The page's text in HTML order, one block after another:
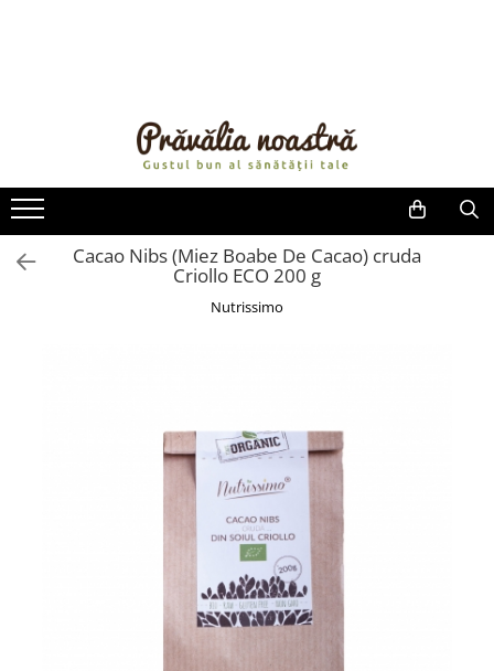
ULEIURI ȘI UNTURI
MĂSLINE
NUCI ȘI SEMINȚE
FRUCTE DESHIDRATATE
ÎNDULCITORI NATURALI / MIERE
BĂUTURI / LAPTE VEGETAL
CREME ȘI PASTE TARTINABILE
Cacao Nibs (Miez Boabe De Cacao) cruda
Criollo ECO 200 g
Nutrissimo